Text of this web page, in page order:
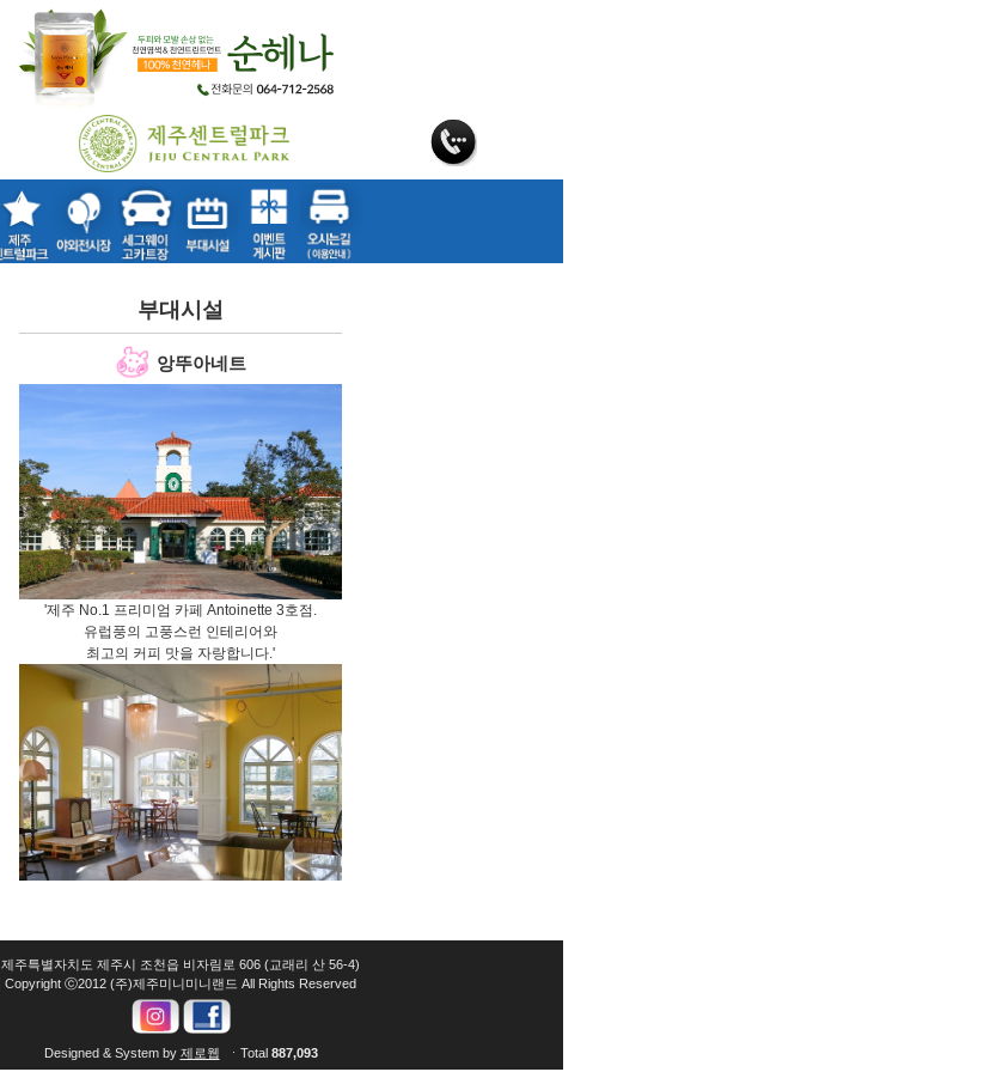
부대시설
앙뚜아네트
'제주 No.1 프리미엄 카페 Antoinette 3호점.
유럽풍의 고풍스런 인테리어와
최고의 커피 맛을 자랑합니다.'
제주특별자치도 제주시 조천읍 비자림로 606 (교래리 산 56-4)
Copyright ⓒ2012 (주)제주미니미니랜드 All Rights Reserved
Designed & System by 제로웹 ㆍTotal 887,093